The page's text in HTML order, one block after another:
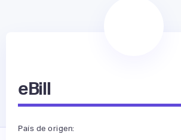
eBill
País de origen: